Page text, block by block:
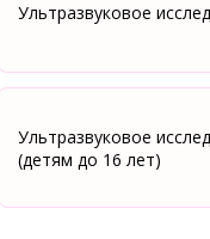
Ультразвуковое
Ультразвуковое
(детям до 16 лет)